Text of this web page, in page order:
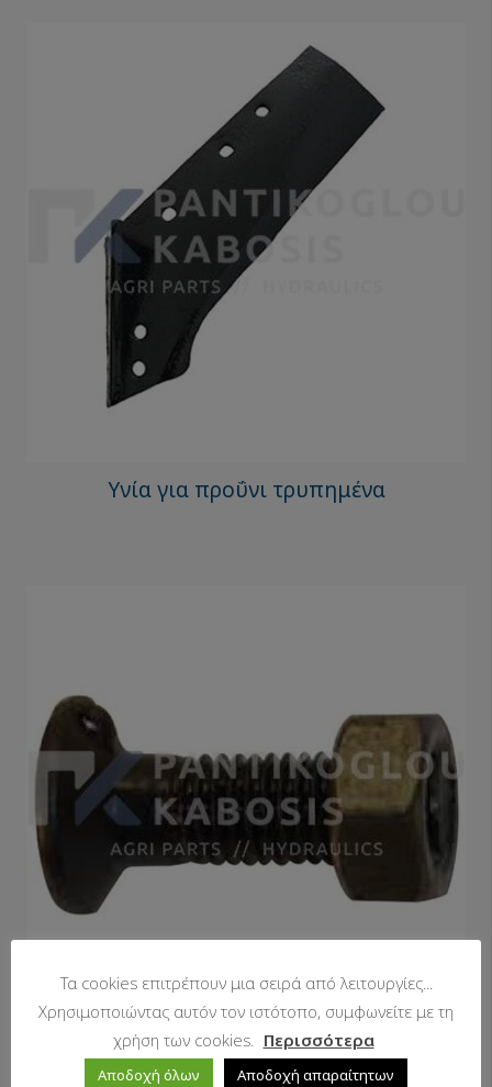
Υνία για προΰνι τρυπημένα
Αροτρόβιδες πλήρεις
Τα cookies επιτρέπουν μια σειρά από λειτουργίες...
Χρησιμοποιώντας αυτόν τον ιστότοπο, συμφωνείτε με τη
χρήση των cookies. Περισσότερα
Αποδοχή όλων Αποδοχή απαραίτητων